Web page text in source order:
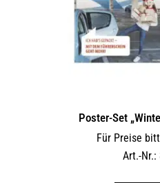
Poster-Set
Für Preise
Art.-Nr.: